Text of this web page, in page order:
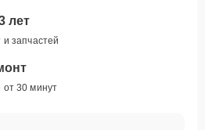
лет
запчастей
30 минут